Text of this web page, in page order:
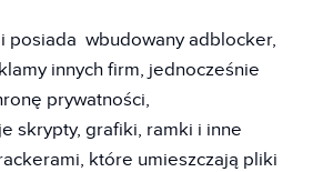
posiada wbudowany adblocker,
innych firm, jednocześnie
prywatności,
skrypty, grafiki, ramki i inne
które umieszczają pliki